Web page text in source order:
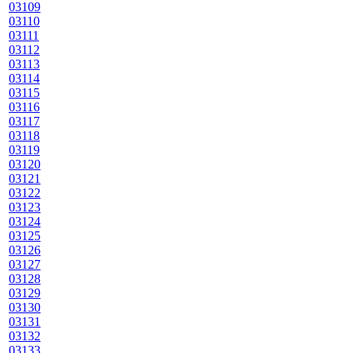
03109
03110
03111
03112
03113
03114
03115
03116
03117
03118
03119
03120
03121
03122
03123
03124
03125
03126
03127
03128
03129
03130
03131
03132
03133